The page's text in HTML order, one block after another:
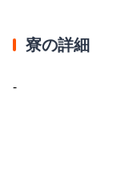
寮の詳細
-